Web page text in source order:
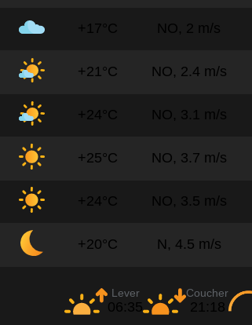
+17°C NO, 2 m/s
+21°C NO, 2.4 m/s
+24°C NO, 3.1 m/s
+25°C NO, 3.7 m/s
+24°C NO, 3.5 m/s
+20°C N, 4.5 m/s
Lever
06:35
Coucher
21:18